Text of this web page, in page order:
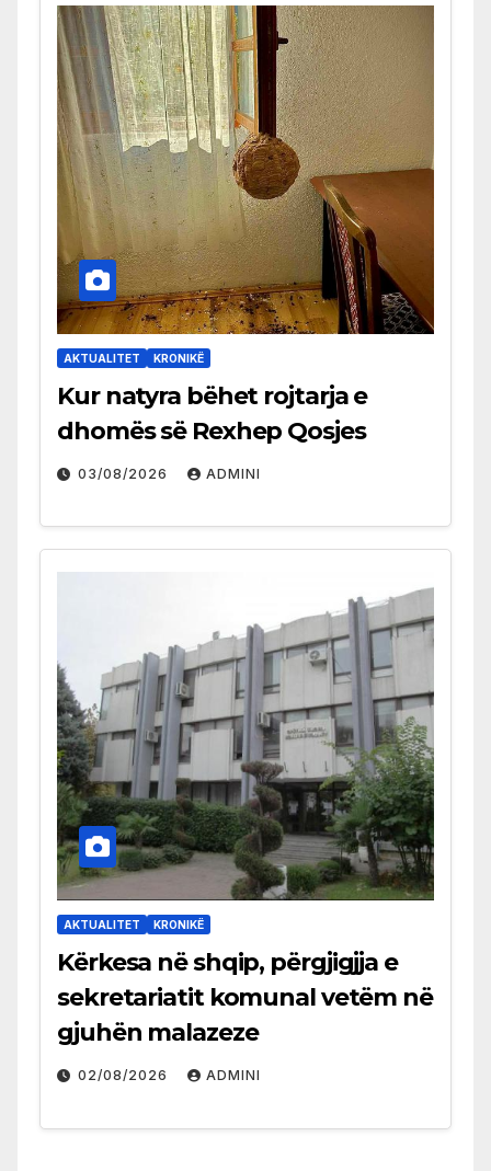
AKTUALITET KRONIKË
Kur natyra bëhet rojtarja e
dhomës së Rexhep Qosjes
03/08/2026 ADMINI
AKTUALITET KRONIKË
Kërkesa në shqip, përgjigjja e
sekretariatit komunal vetëm në
gjuhën malazeze
02/08/2026 ADMINI